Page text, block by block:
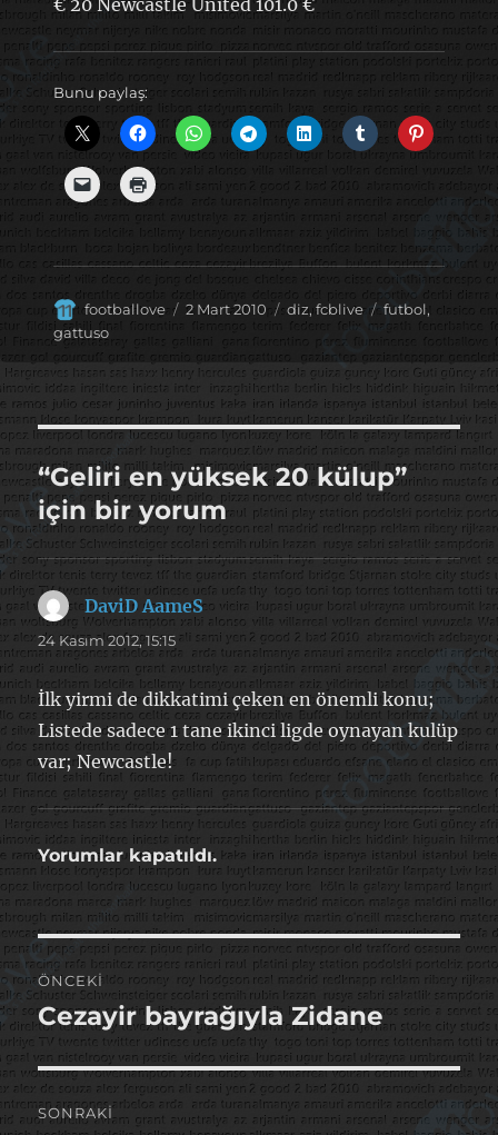
Bunu paylaş:
Yazar
footballove
Yayın
2 Mart 2010 Kategoriler
diz, fcblive Etiketler
futbol,
gattuso
“Geliri en yüksek 20 külup”
için bir yorum
DaviD AameSdedi
ki:
24 Kasım 2012, 15:15
İlk yirmi de dikkatimi çeken en önemli konu;
Listede sadece 1 tane ikinci ligde oynayan kulüp
var; Newcastle!
Yorumlar kapatıldı.
Yazı
gezinmesi
ÖNCEKI
Önceki
yazı:
Cezayir bayrağıyla Zidane
SONRAKI